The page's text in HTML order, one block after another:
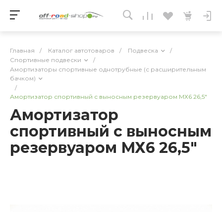
Главная / Каталог автотоваров / Подвеска
/
Спортивные подвески
/
Амортизаторы спортивные однотрубные (с расширительным
бачком)
/
Амортизатор спортивный с выносным резервуаром МХ6 26,5"
Амортизатор
спортивный с выносным
резервуаром МХ6 26,5"